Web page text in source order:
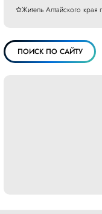
Житель Алтайского края
ПОИСК ПО САЙТУ